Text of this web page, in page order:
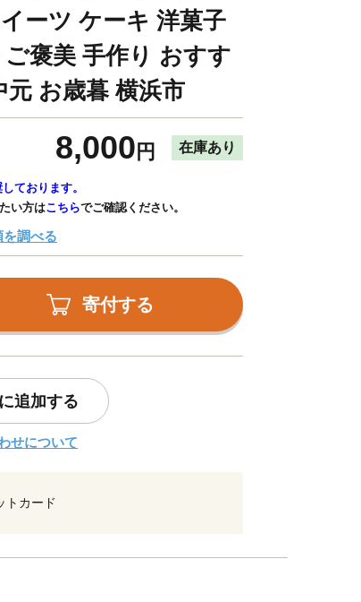
ーツ ケーキ 洋菓子
褒美 手作り おすす
お歳暮 横浜市
8,000 円 在庫あり
ております。
い方はこちらでご確認ください。
を調べる
寄付する
追加する
せについて
トカード